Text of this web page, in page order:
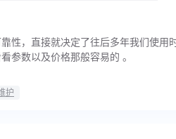
性，直接就决定了往后多年我们使用
参数以及价格那般容易的 。
护